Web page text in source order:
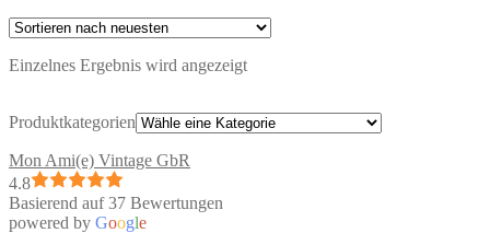
Einzelnes Ergebnis wird angezeigt
Produktkategorien
Mon Ami(e) Vintage GbR
4.8
Basierend auf 37 Bewertungen
powered by Google